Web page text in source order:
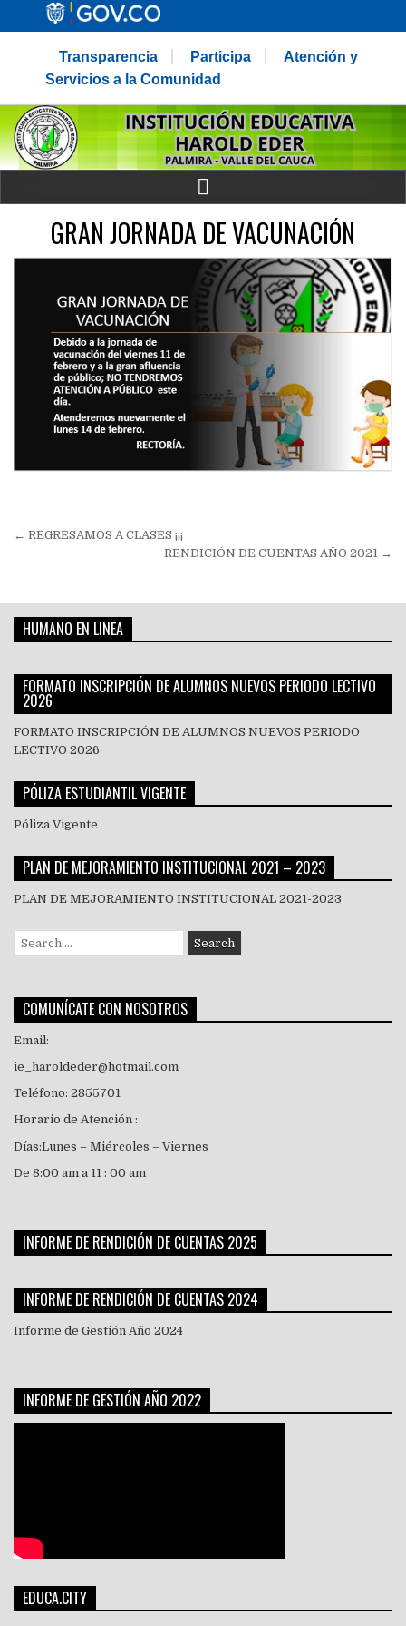
Transparencia Participa
Atención y
Servicios a la Comunidad
GRAN JORNADA DE VACUNACIÓN
Navegación
← REGRESAMOS A CLASES ¡¡¡
RENDICIÓN DE CUENTAS AÑO 2021 →
HUMANO EN LINEA
FORMATO INSCRIPCIÓN DE ALUMNOS NUEVOS PERIODO LECTIVO
2026
FORMATO INSCRIPCIÓN DE ALUMNOS NUEVOS PERIODO
LECTIVO 2026
PÓLIZA ESTUDIANTIL VIGENTE
Póliza Vigente
PLAN DE MEJORAMIENTO INSTITUCIONAL 2021 – 2023
PLAN DE MEJORAMIENTO INSTITUCIONAL 2021-2023
Search
for:
COMUNÍCATE CON NOSOTROS
Email:
ie_haroldeder@hotmail.com
Teléfono: 2855701
Horario de Atención :
Días:Lunes – Miércoles – Viernes
De 8:00 am a 11 : 00 am
INFORME DE RENDICIÓN DE CUENTAS 2025
INFORME DE RENDICIÓN DE CUENTAS 2024
Informe de Gestión Año 2024
INFORME DE GESTIÓN AÑO 2022
EDUCA.CITY